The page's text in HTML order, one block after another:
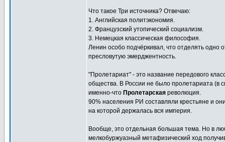
Что такое Три источника? Отвечаю:
1. Английская политэкономия.
2. Французский утопический социализм.
3. Немецкая классическая философия.
Ленин особо подчёркивал, что отделять одно
пресловутую эмерджентность.
"Пролетариат" - это название передового
общества. В России не было пролетариата (в
именно-что Пролетарская революция.
90% населения РИ составляли крестьяне и
на которой держалась вся империя.
Вообще, это отдельная большая тема. Но в
мелкобуржуазный метафизический ход